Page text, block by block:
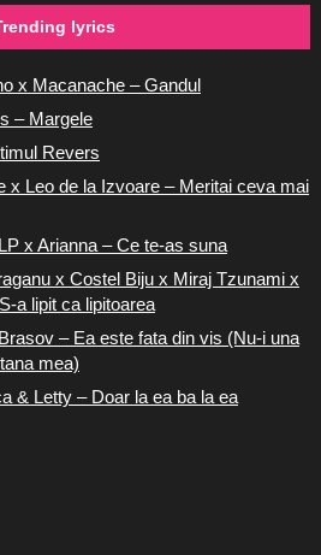
lyrics
x Macanache – Gandul
– Margele
Revers
x Leo de la Izvoare – Meritai ceva mai
x Arianna – Ce te-as suna
x Costel Biju x Miraj Tzunami x
a lipit ca lipitoarea
– Ea este fata din vis (Nu-i una
mea)
& Letty – Doar la ea ba la ea